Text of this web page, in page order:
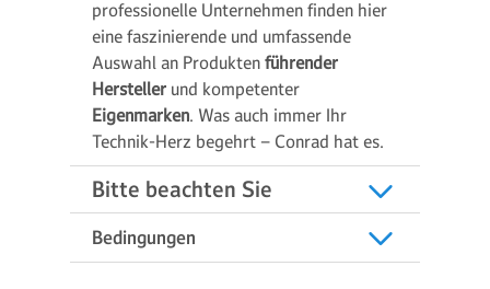
professionelle Unternehmen finden hier
eine faszinierende und umfassende
Auswahl an Produkten führender
Hersteller und kompetenter
Eigenmarken. Was auch immer Ihr
Technik-Herz begehrt – Conrad hat es.
Bitte beachten Sie
Bedingungen